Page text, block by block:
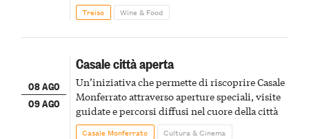
Treiso Wine & Food
08 AGO
09 AGO
Casale città aperta
Un’iniziativa che permette di riscoprire Casale
Monferrato attraverso aperture speciali, visite
guidate e percorsi diffusi nel cuore della città
Casale Monferrato Cultura & Cinema